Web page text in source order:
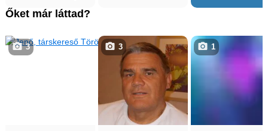
Őket már láttad?
3 3 1